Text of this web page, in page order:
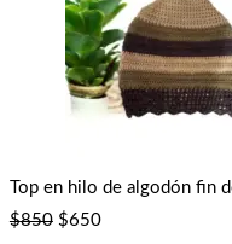
Top en hilo de algodón fin
$850 $650